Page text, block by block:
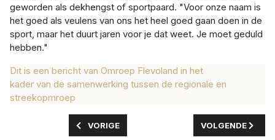
geworden als dekhengst of sportpaard. "Voor onze naam is
het goed als veulens van ons het heel goed gaan doen in de
sport, maar het duurt jaren voor je dat weet. Je moet geduld
hebben."
Dit is een bericht van Omroep Flevoland in het
kader van de samenwerking tussen de regionale en
streekopmroep
VORIG ARTIKEL: ELKE VRIJDAG BAKKIE DOEN
VORIGE VOLGENDE
VOLGENDE